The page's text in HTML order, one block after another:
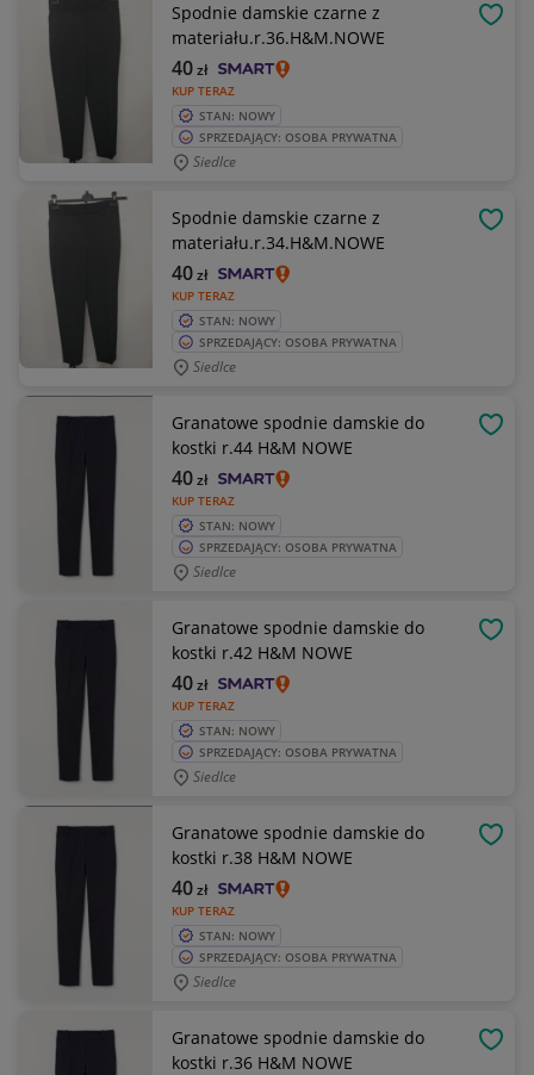
Spodnie damskie czarne z
materiału.r.36.H&M.NOWE
KUP TERAZ
40zł
STAN: NOWY
SPRZEDAJĄCY: OSOBA PRYWATNA
Siedlce
Spodnie damskie czarne z
materiału.r.34.H&M.NOWE
KUP TERAZ
40zł
STAN: NOWY
SPRZEDAJĄCY: OSOBA PRYWATNA
Siedlce
Granatowe spodnie damskie do
kostki r.44 H&M NOWE
KUP TERAZ
40zł
STAN: NOWY
SPRZEDAJĄCY: OSOBA PRYWATNA
Siedlce
Granatowe spodnie damskie do
kostki r.42 H&M NOWE
KUP TERAZ
40zł
STAN: NOWY
SPRZEDAJĄCY: OSOBA PRYWATNA
Siedlce
Granatowe spodnie damskie do
kostki r.38 H&M NOWE
KUP TERAZ
40zł
STAN: NOWY
SPRZEDAJĄCY: OSOBA PRYWATNA
Siedlce
Granatowe spodnie damskie do
kostki r.36 H&M NOWE